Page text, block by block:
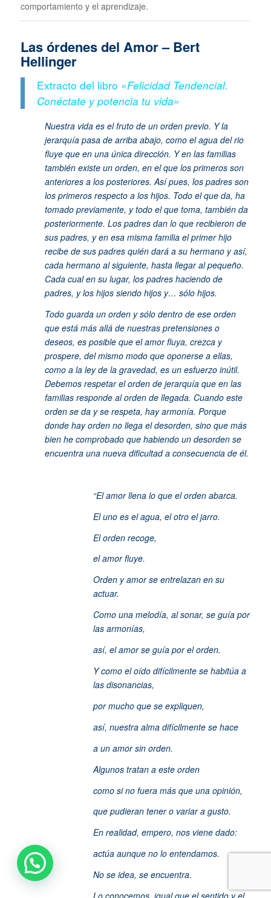
comportamiento y el aprendizaje.
Las órdenes del Amor – Bert
Hellinger
Extracto del libro «Felicidad Tendencial.
Conéctate y potencia tu vida»
Nuestra vida es el fruto de un orden previo. Y la
jerarquía pasa de arriba abajo, como el agua del rio
fluye que en una única dirección. Y en las familias
también existe un orden, en el que los primeros son
anteriores a los posteriores. Así pues, los padres son
los primeros respecto a los hijos. Todo el que da, ha
tomado previamente, y todo el que toma, también da
posteriormente. Los padres dan lo que recibieron de
sus padres, y en esa misma familia el primer hijo
recibe de sus padres quién dará a su hermano y así,
cada hermano al siguiente, hasta llegar al pequeño.
Cada cual en su lugar, los padres haciendo de
padres, y los hijos siendo hijos y… sólo hijos.
Todo guarda un orden y sólo dentro de ese orden
que está más allá de nuestras pretensiones o
deseos, es posible que el amor fluya, crezca y
prospere, del mismo modo que oponerse a ellas,
como a la ley de la gravedad, es un esfuerzo inútil.
Debemos respetar el orden de jerarquía que en las
familias responde al orden de llegada. Cuando este
orden se da y se respeta, hay armonía. Porque
donde hay orden no llega el desorden, sino que más
bien he comprobado que habiendo un desorden se
encuentra una nueva dificultad a consecuencia de él.
“El amor llena lo que el orden abarca.
El uno es el agua, el otro el jarro.
El orden recoge,
el amor fluye.
Orden y amor se entrelazan en su
actuar.
Como una melodía, al sonar, se guía por
las armonías,
así, el amor se guía por el orden.
Y como el oído difícilmente se habitúa a
las disonancias,
por mucho que se expliquen,
así, nuestra alma difícilmente se hace
a un amor sin orden.
Algunos tratan a este orden
como si no fuera más que una opinión,
que pudieran tener o variar a gusto.
En realidad, empero, nos viene dado:
actúa aunque no lo entendamos.
No se idea, se encuentra.
Lo conocemos, igual que el sentido y el